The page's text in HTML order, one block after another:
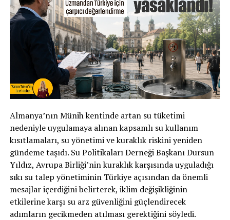
Almanya’nın Münih kentinde artan su tüketimi
nedeniyle uygulamaya alınan kapsamlı su kullanım
kısıtlamaları, su yönetimi ve kuraklık riskini yeniden
gündeme taşıdı. Su Politikaları Derneği Başkanı Dursun
Yıldız, Avrupa Birliği’nin kuraklık karşısında uyguladığı
sıkı su talep yönetiminin Türkiye açısından da önemli
mesajlar içerdiğini belirterek, iklim değişikliğinin
etkilerine karşı su arz güvenliğini güçlendirecek
adımların gecikmeden atılması gerektiğini söyledi.